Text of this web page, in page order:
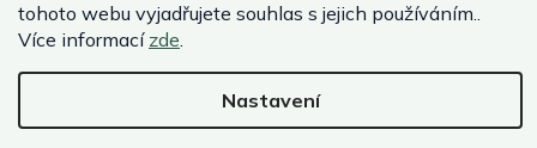
tohoto webu vyjadřujete souhlas s jejich používáním..
Více informací zde.
Nastavení
Vytvořil Shoptet